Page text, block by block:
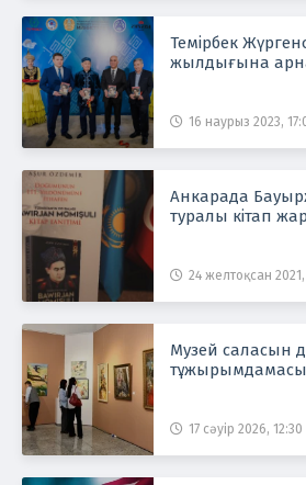
Темірбек
жылдығына
16 наурыз 2023,
Анкарада
туралы кітап
24 желтоқсан 2021,
Музей саласын
тұжырымдамасы
17 сәуір 2026, 12:30